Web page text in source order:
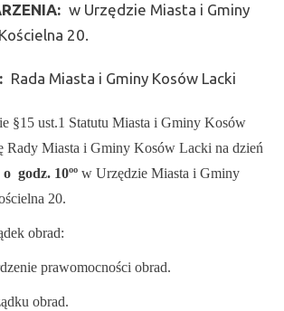
w Urzędzie Miasta i Gminy
20.
Rada Miasta i Gminy Kosów Lacki
§15 ust.1 Statutu Miasta i Gminy Kosów
Rady Miasta i Gminy Kosów Lacki na dzień
godz. 10ºº w Urzędzie Miasta i Gminy
20.
obrad:
prawomocności obrad.
obrad.